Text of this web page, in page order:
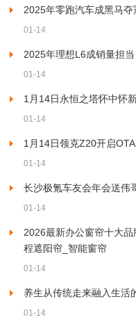
2025年零跑汽车成黑马
01-14
2025年理想L6成销量担
01-14
1月14日永恒之塔怀中怀
01-14
1月14日领克Z20开启
01-14
长沙极氪车友会年会送伟
01-14
2026最新办公窗帘十大
程遮阳帘_智能窗帘
01-14
养生从传统走来融入生活
01-14